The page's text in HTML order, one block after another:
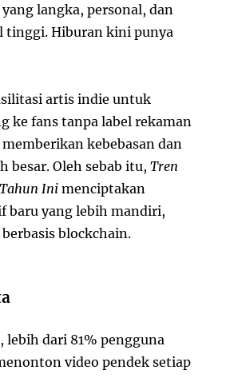
langka, personal, dan
tinggi. Hiburan kini punya
artis indie untuk
ke fans tanpa label rekaman
kebebasan dan
besar. Oleh sebab itu,Tren
Ini menciptakan
baru yang lebih mandiri,
blockchain.
, lebih dari 81% pengguna
video pendek setiap